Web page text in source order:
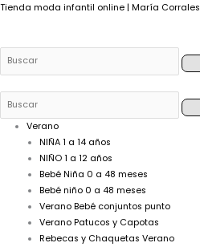
Tienda moda infantil online | María Corrales
Buscar
Buscar
Verano
NIÑA 1 a 14 años
NIÑO 1 a 12 años
Bebé Niña 0 a 48 meses
Bebé niño 0 a 48 meses
Verano Bebé conjuntos punto
Verano Patucos y Capotas
Rebecas y Chaquetas Verano